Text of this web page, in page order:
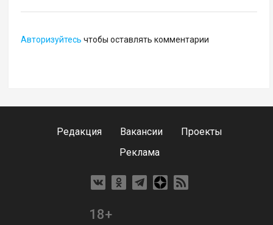
Авторизуйтесь чтобы оставлять комментарии
Редакция Вакансии
Проекты
Реклама
18+